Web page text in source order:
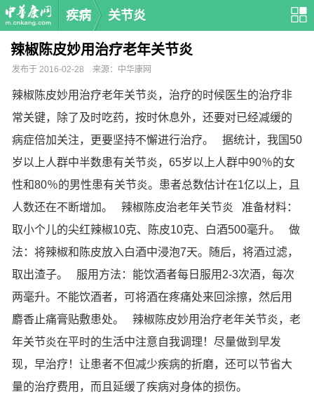
疾病 关节炎
辣椒陈皮妙用治疗老年关节炎
发布于 2016-02-28 来源：中华康网
辣椒陈皮妙用治疗老年关节炎，治疗的时候医生的治疗非
常关键，除了及时吃药，按时休息外，还要对已经减缓的
病症倍加关注，更要坚持不懈进行治疗。 据统计，我国50
岁以上人群中半数患有关节炎，65岁以上人群中90％的女
性和80％的男性患有关节炎。患者总数估计在1亿以上，且
人数还在不断增加。 辣椒陈皮治老年关节炎 准备材料：
取小个儿的尖红辣椒10克、陈皮10克、白酒500毫升。 做
法：将辣椒和陈皮放入白酒中浸泡7天。随后，将酒过滤，
取出渣子。 服用方法：能饮酒者每日服用2-3次酒，每次
两毫升。不能饮酒者，可将酒在疼痛处来回涂擦，然后用
麝香止痛膏贴敷患处。 辣椒陈皮妙用治疗老年关节炎，老
年关节炎在平时的生活中注意自我调理！尽量做到早发
现，早治疗！让患者不但减少疾病的折磨，还可以节省大
量的治疗费用，而且延缓了疾病对身体的损伤。